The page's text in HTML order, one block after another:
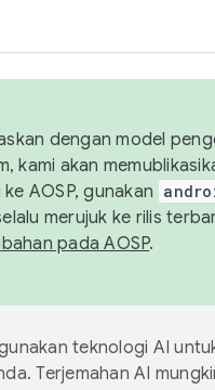
dengan model
kami akan
AOSP, gunakan
merujuk ke rilis
pada AOSP.
teknologi AI
Terjemahan AI